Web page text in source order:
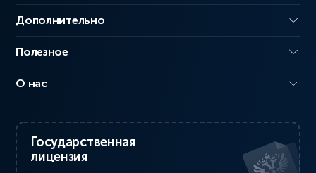
Дополнительно
Полезное
О нас
Государственная
лицензия